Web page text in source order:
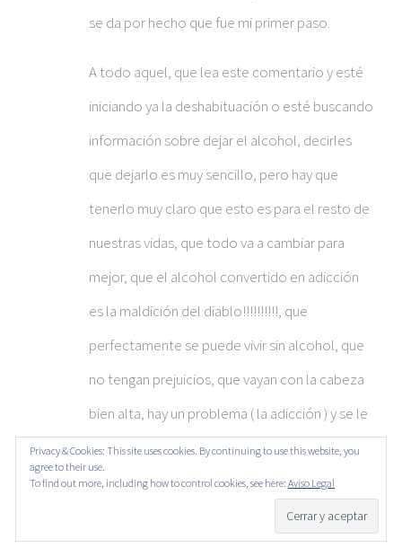
se da por hecho que fue mi primer paso.
A todo aquel, que lea este comentario y esté
iniciando ya la deshabituación o esté buscando
información sobre dejar el alcohol, decirles
que dejarlo es muy sencillo, pero hay que
tenerlo muy claro que esto es para el resto de
nuestras vidas, que todo va a cambiar para
mejor, que el alcohol convertido en adicción
es la maldición del diablo!!!!!!!!!!, que
perfectamente se puede vivir sin alcohol, que
no tengan prejuicios, que vayan con la cabeza
bien alta, hay un problema ( la adicción ) y se le
pone remedio radicalmente.
Privacy & Cookies: This site uses cookies. By continuing to use this website, you
agree to their use.
To find out more, including how to control cookies, see here: Aviso Legal